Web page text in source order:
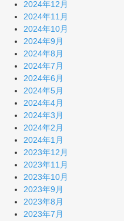
2024年12月
2024年11月
2024年10月
2024年9月
2024年8月
2024年7月
2024年6月
2024年5月
2024年4月
2024年3月
2024年2月
2024年1月
2023年12月
2023年11月
2023年10月
2023年9月
2023年8月
2023年7月